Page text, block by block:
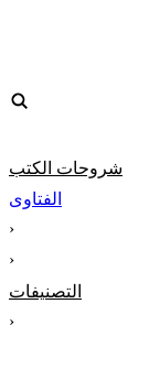
شروحات الكتب
الفتاوى
‹
‹
التصنيفات
‹